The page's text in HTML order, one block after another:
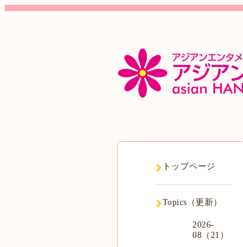
トップページ
Topics（更新）
2026-
08（21）